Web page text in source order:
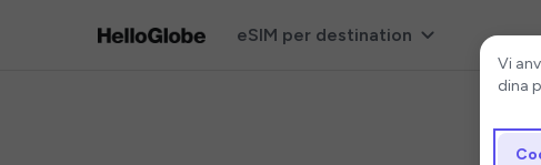
eSIM per destination
Vi
dina